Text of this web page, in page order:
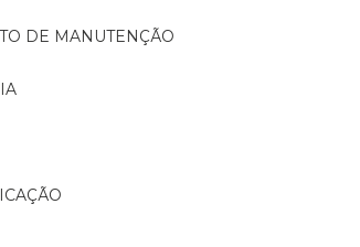
DE MANUTENÇÃO